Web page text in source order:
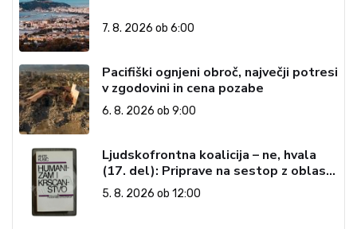
7. 8. 2026 ob 6:00
Pacifiški ognjeni obroč, največji potresi
v zgodovini in cena pozabe
6. 8. 2026 ob 9:00
Ljudskofrontna koalicija – ne, hvala
(17. del): Priprave na sestop z oblasti
– dvorska opozicija 6: Gramsci na delu:
Revija 2000 in revolucionarna
5. 8. 2026 ob 12:00